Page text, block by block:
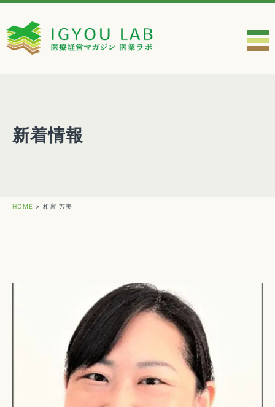
新着情報
HOME > 相宮 芳美